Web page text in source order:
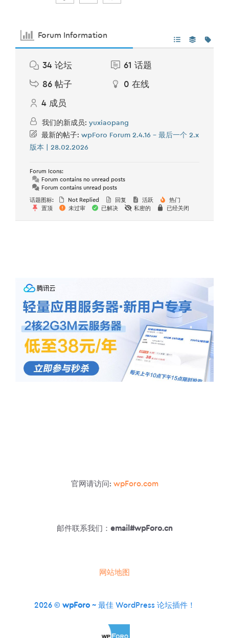
Forum Information
34 论坛 61 话题
86 帖子 0 在线
4 成员
我们的新成员: yuxiaopang
最新的帖子: wpForo Forum 2.4.16 – 最后一个 2.x
版本 | 28.02.2026
Forum Icons:
Forum contains no unread posts
Forum contains unread posts
话题图标: Not Replied 回复 活跃
热门
置顶
未过审 已解决 私密的 已经关闭
官网请访问: wpForo.com
邮件联系我们： email#wpForo.cn
网站地图
2026 © wpForo~ 最佳 WordPress 论坛插件！